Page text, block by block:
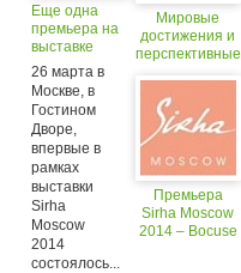
Еще одна
премьера на
выставке
Sirha
Moscow
2014
26 марта в
Москве, в
Гостином
Дворе,
впервые в
рамках
выставки
Sirha
Moscow
2014
состоялось...
Мировые
достижения и
перспективные
HoReCa на
выставке Sirha
Moscow 2014
Премьера
Sirha Moscow
2014 ‒ Bocuse